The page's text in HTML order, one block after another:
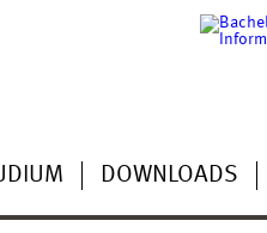
DOWNLOADS